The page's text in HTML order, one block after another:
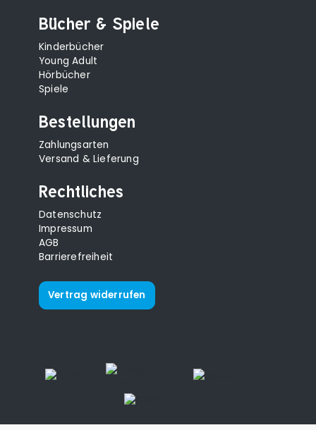
Bücher & Spiele
Kinderbücher
Young Adult
Hörbücher
Spiele
Bestellungen
Zahlungsarten
Versand & Lieferung
Rechtliches
Datenschutz
Impressum
AGB
Barrierefreiheit
Vertrag widerrufen